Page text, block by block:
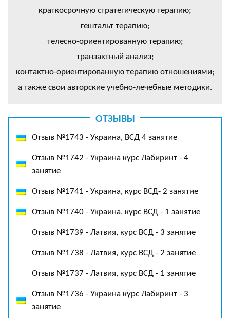
краткосрочную стратегическую терапию;
гештальт терапию;
телесно-ориентированную терапию;
транзактный анализ;
контактно-ориентированную терапию отношениями;
а также свои авторские учебно-лечебные методики.
ОТЗЫВЫ
Отзыв №1743 - Украина, ВСД 4 занятие
Отзыв №1742 - Украина курс Лабиринт - 4
занятие
Отзыв №1741 - Украина, курс ВСД- 2 занятие
Отзыв №1740 - Украина, курс ВСД - 1 занятие
Отзыв №1739 - Латвия, курс ВСД - 3 занятие
Отзыв №1738 - Латвия, курс ВСД - 2 занятие
Отзыв №1737 - Латвия, курс ВСД - 1 занятие
Отзыв №1736 - Украина курс Лабиринт - 3
занятие